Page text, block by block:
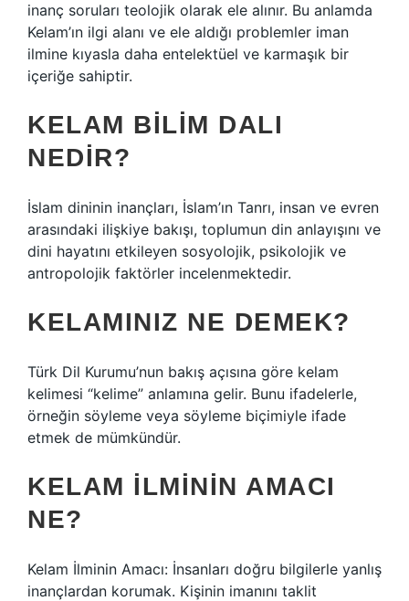
inanç soruları teolojik olarak ele alınır. Bu anlamda
Kelam’ın ilgi alanı ve ele aldığı problemler iman
ilmine kıyasla daha entelektüel ve karmaşık bir
içeriğe sahiptir.
KELAM BILIM DALI
NEDIR?
İslam dininin inançları, İslam’ın Tanrı, insan ve evren
arasındaki ilişkiye bakışı, toplumun din anlayışını ve
dini hayatını etkileyen sosyolojik, psikolojik ve
antropolojik faktörler incelenmektedir.
KELAMINIZ NE DEMEK?
Türk Dil Kurumu’nun bakış açısına göre kelam
kelimesi “kelime” anlamına gelir. Bunu ifadelerle,
örneğin söyleme veya söyleme biçimiyle ifade
etmek de mümkündür.
KELAM ILMININ AMACI
NE?
Kelam İlminin Amacı: İnsanları doğru bilgilerle yanlış
inançlardan korumak. Kişinin imanını taklit